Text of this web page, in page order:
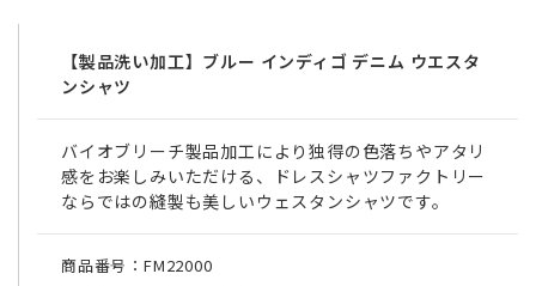
【製品洗い加工】ブルー インディゴ デニム ウエスタ
ンシャツ
バイオブリーチ製品加工により独得の色落ちやアタリ
感をお楽しみいただける、ドレスシャツファクトリー
ならではの縫製も美しいウェスタンシャツです。
商品番号：FM22000